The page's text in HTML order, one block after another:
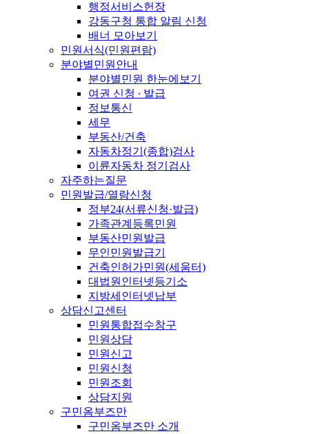
행정서비스헌장
강동구청 통합 알림 신청
배너 모아보기
민원서식(민원편람)
분야별민원안내
분야별민원 한눈에보기
여권 신청 ∙ 발급
정보통신
세무
부동산/건축
자동차정기(종합)검사
이륜자동차 정기검사
자주하는질문
민원발급/열람신청
정부24(서류신청·발급)
가족관계등록민원
부동산민원발급
무인민원발급기
건축인허가민원(세움터)
대법원인터넷등기소
지방세인터넷납부
상담신고센터
민원통합접수창구
민원상담
민원신고
민원신청
민원조회
상담지원
구민옴부즈만
구민옴부즈만 소개